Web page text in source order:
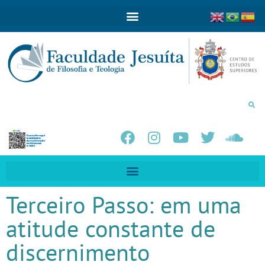
Terceiro Passo: em uma
atitude constante de
discernimento